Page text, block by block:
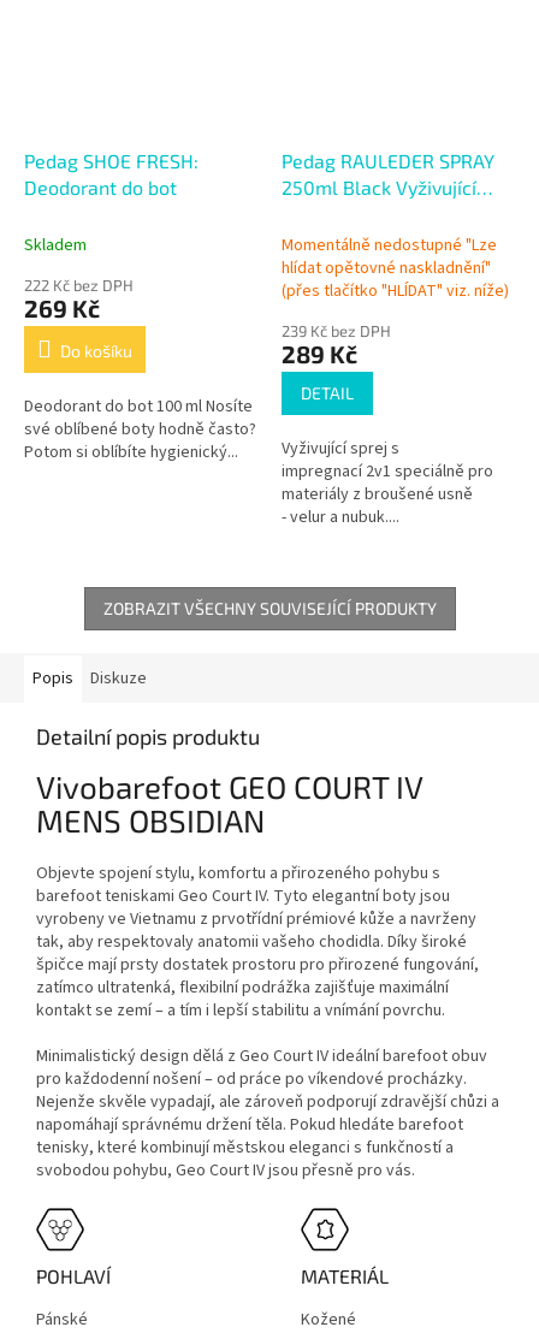
Pedag SHOE FRESH:
Deodorant do bot
Skladem
222 Kč bez DPH
269 Kč
Do košíku
Deodorant do bot 100 ml Nosíte
své oblíbené boty hodně často?
Potom si oblíbíte hygienický...
Pedag RAULEDER SPRAY
250ml Black Vyživující
Momentálně nedostupné "Lze
hlídat opětovné naskladnění"
(přes tlačítko "HLÍDAT" viz. níže)
239 Kč bez DPH
289 Kč
DETAIL
Vyživující sprej s
impregnací 2v1 speciálně pro
materiály z broušené usně
- velur a nubuk....
ZOBRAZIT VŠECHNY SOUVISEJÍCÍ PRODUKTY
Popis Diskuze
Detailní popis produktu
Vivobarefoot GEO COURT IV
MENS OBSIDIAN
Objevte spojení stylu, komfortu a přirozeného pohybu s
barefoot teniskami Geo Court IV. Tyto elegantní boty jsou
vyrobeny ve Vietnamu z prvotřídní prémiové kůže a navrženy
tak, aby respektovaly anatomii vašeho chodidla. Díky široké
špičce mají prsty dostatek prostoru pro přirozené fungování,
zatímco ultratenká, flexibilní podrážka zajišťuje maximální
kontakt se zemí – a tím i lepší stabilitu a vnímání povrchu.
Minimalistický design dělá z Geo Court IV ideální barefoot obuv
pro každodenní nošení – od práce po víkendové procházky.
Nejenže skvěle vypadají, ale zároveň podporují zdravější chůzi a
napomáhají správnému držení těla. Pokud hledáte barefoot
tenisky, které kombinují městskou eleganci s funkčností a
svobodou pohybu, Geo Court IV jsou přesně pro vás.
POHLAVÍ
Pánské
MATERIÁL
Kožené